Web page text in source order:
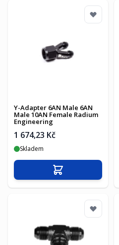
Y-Adapter 6AN Male 6AN
Male 10AN Female Radium
Engineering
1 674,23 Kč
Skladem
Přidat do košíku